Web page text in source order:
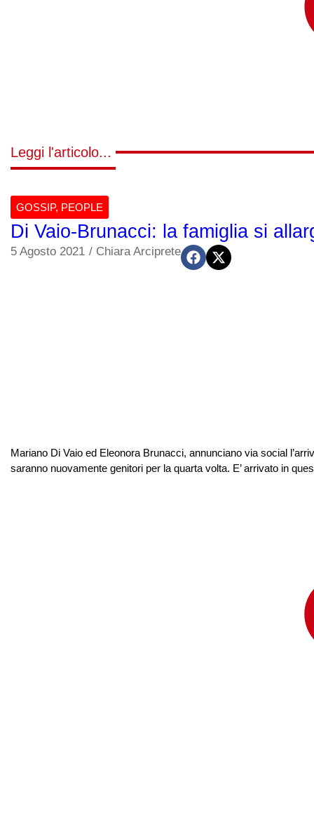
Leggi l'articolo...
GOSSIP, PEOPLE
Di Vaio-Brunacci: la famiglia si
5 Agosto 2021 / Chiara Arciprete
Mariano Di Vaio ed Eleonora Brunacci, annunciano via social
saranno nuovamente genitori per la quarta volta. E’ arrivato in